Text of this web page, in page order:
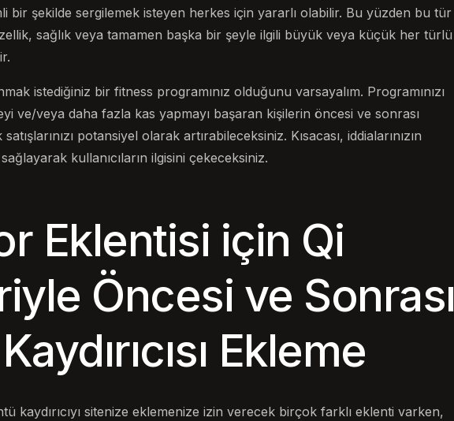
bir şekilde sergilemek isteyen herkes için yararlı olabilir. Bu yüzden bu tür
sağlık veya tamamen başka bir şeyle ilgili büyük veya küçük her türlü
istediğiniz bir fitness programınız olduğunu varsayalım. Programınızı
ve/veya daha fazla kas yapmayı başaran kişilerin öncesi ve sonrası
potansiyel olarak artırabileceksiniz. Kısacası, iddialarınızın
kullanıcıların ilgisini çekeceksiniz.
Eklentisi için Qi
Öncesi ve Sonrası
Ekleme
kaydırıcıyı sitenize eklemenize izin verecek birçok farklı eklenti varken,